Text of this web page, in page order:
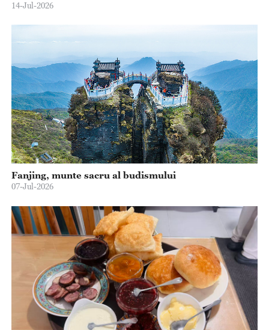
14-Jul-2026
Fanjing, munte sacru al budismului
07-Jul-2026